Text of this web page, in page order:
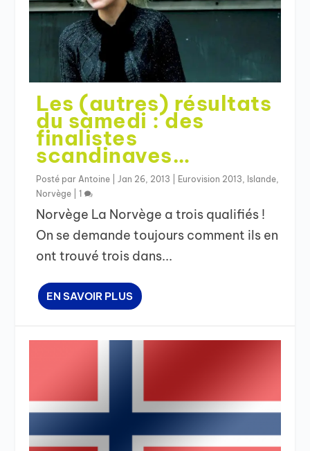
Les (autres) résultats
du samedi : des
finalistes
scandinaves…
Posté par Antoine Jan 26, 2013 Eurovision 2013 Islande
Norvège |1
Norvège La Norvège a trois qualifiés !
On se demande toujours comment ils en
ont trouvé trois dans...
EN SAVOIR PLUS